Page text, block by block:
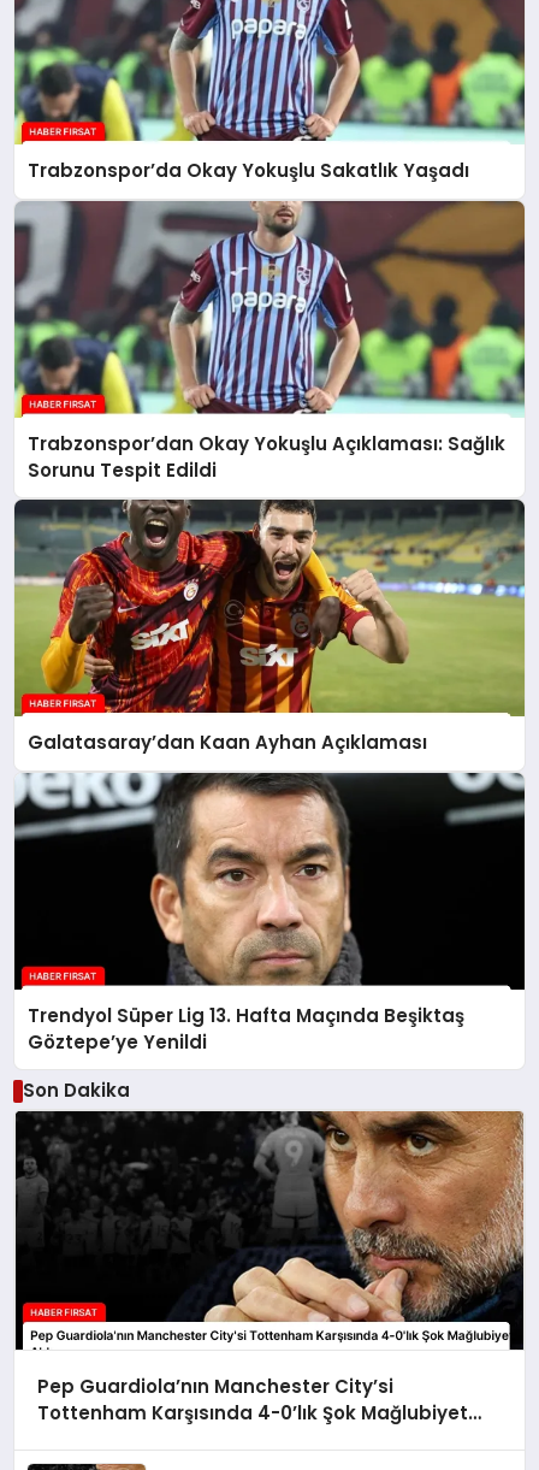
Trabzonspor’da Okay Yokuşlu Sakatlık Yaşadı
Trabzonspor’dan Okay Yokuşlu Açıklaması: Sağlık
Sorunu Tespit Edildi
Galatasaray’dan Kaan Ayhan Açıklaması
Trendyol Süper Lig 13. Hafta Maçında Beşiktaş
Göztepe’ye Yenildi
Son Dakika
Pep Guardiola’nın Manchester City’si
Tottenham Karşısında 4-0’lık Şok Mağlubiyet